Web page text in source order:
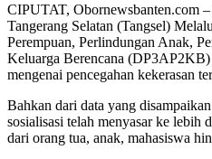
CIPUTAT, Obornewsbanten.com
Tangerang Selatan (Tangsel)
Perempuan, Perlindungan Anak,
Keluarga Berencana (DP3AP2KB)
mengenai pencegahan kekerasan
Bahkan dari data yang
sosialisasi telah menyasar ke lebih
dari orang tua, anak, mahasiswa